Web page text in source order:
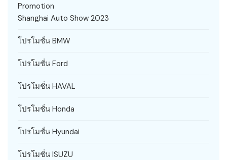
Promotion
Shanghai Auto Show 2023
โปรโมชั่น BMW
โปรโมชั่น Ford
โปรโมชั่น HAVAL
โปรโมชั่น Honda
โปรโมชั่น Hyundai
โปรโมชั่น ISUZU